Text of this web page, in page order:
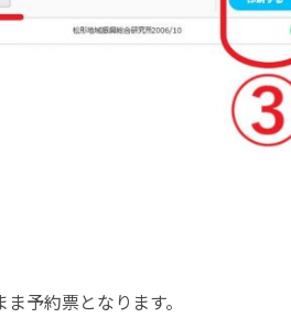
予約票となります。